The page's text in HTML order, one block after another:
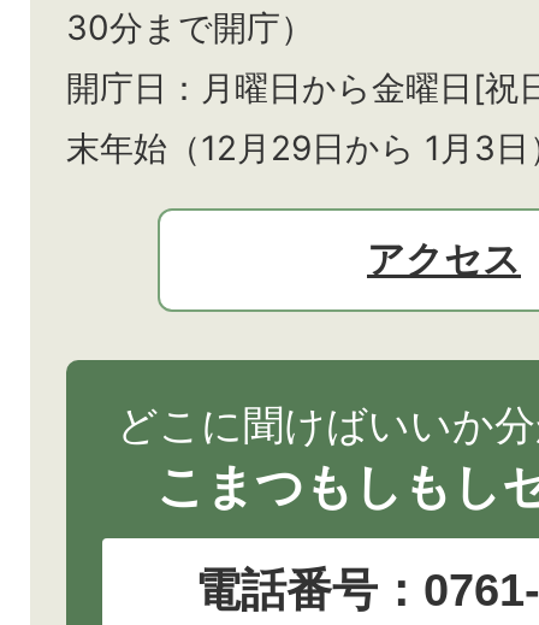
30分まで開庁）
開庁日：月曜日から金曜日[祝
末年始（12月29日から 1月3
アクセス
どこに聞けばいいか
こまつもしもし
電話番号：